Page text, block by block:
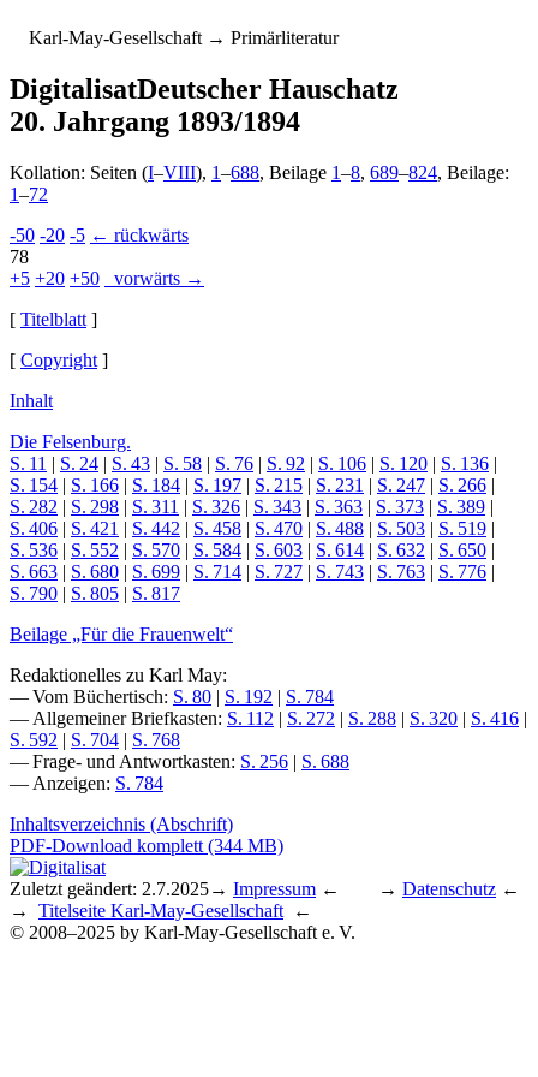
Karl-May-Gesellschaft → Primärliteratur
DigitalisatDeutscher Hauschatz
20. Jahrgang 1893/1894
Kollation: Seiten (I–VIII), 1–688, Beilage 1–8, 689–824, Beilage:
1–72
-50 -20 -5 ← rückwärts
78
+5 +20 +50
vorwärts →
[ Titelblatt ]
[ Copyright ]
Inhalt
Die Felsenburg.
S. 11 | S. 24 | S. 43 | S. 58 | S. 76 | S. 92 | S. 106 | S. 120 | S. 136 |
S. 154 | S. 166 | S. 184 | S. 197 | S. 215 | S. 231 | S. 247 | S. 266 |
S. 282 | S. 298 | S. 311 | S. 326 | S. 343 | S. 363 | S. 373 | S. 389 |
S. 406 | S. 421 | S. 442 | S. 458 | S. 470 | S. 488 | S. 503 | S. 519 |
S. 536 | S. 552 | S. 570 | S. 584 | S. 603 | S. 614 | S. 632 | S. 650 |
S. 663 | S. 680 | S. 699 | S. 714 | S. 727 | S. 743 | S. 763 | S. 776 |
S. 790 | S. 805 | S. 817
Beilage „Für die Frauenwelt“
Redaktionelles zu Karl May:
— Vom Büchertisch: S. 80 | S. 192 | S. 784
— Allgemeiner Briefkasten: S. 112 | S. 272 | S. 288 | S. 320 | S. 416 |
S. 592 | S. 704 | S. 768
— Frage- und Antwortkasten: S. 256 | S. 688
— Anzeigen: S. 784
Inhaltsverzeichnis (Abschrift)
PDF-Download komplett (344 MB)
Zuletzt geändert: 2.7.2025→ Impressum ← → Datenschutz ←
→ Titelseite Karl-May-Gesellschaft ←
© 2008–2025 by Karl-May-Gesellschaft e. V.